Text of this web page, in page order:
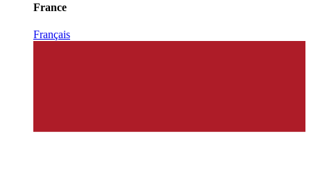
France
Français